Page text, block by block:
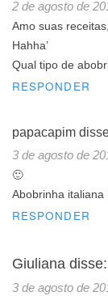
2 de agosto de
Amo suas
Hahha’
Qual tipo de
RESPONDER
papacapim
3 de agosto de
🙂
Abobrinha italiana
RESPONDER
Giuliana disse:
3 de agosto de